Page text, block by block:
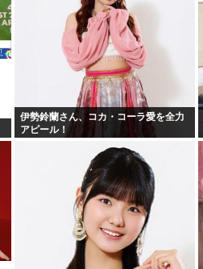
伊勢鈴蘭さん、コカ・コーラ愛を全力
アピール！